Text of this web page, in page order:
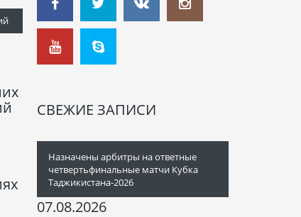
СВЕЖИЕ ЗАПИСИ
Назначены арбитры на ответные
четвертьфинальные матчи Кубка
Таджикистана-2026
07.08.2026